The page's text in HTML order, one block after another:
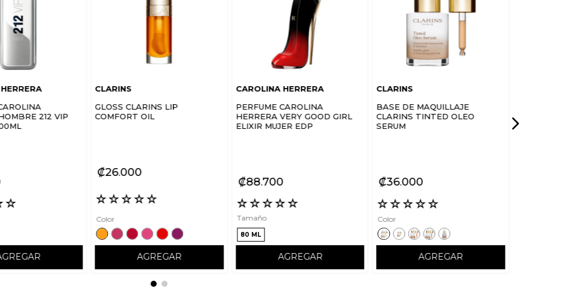
212 VIP
☆
CLARINS
GLOSS CLARINS LIP
COMFORT OIL
₡26000
☆☆☆☆☆
Color
AGREGAR
CAROLINA HERRERA
PERFUME CAROLINA
HERRERA VERY GOOD GIRL
ELIXIR MUJER EDP
₡88700
☆☆☆☆☆
Tamaño
80 ML
AGREGAR
CLARINS
BASE DE MAQUILLAJE
CLARINS TINTED OLEO
SERUM
₡36000
☆☆☆☆☆
Color
AGREGAR